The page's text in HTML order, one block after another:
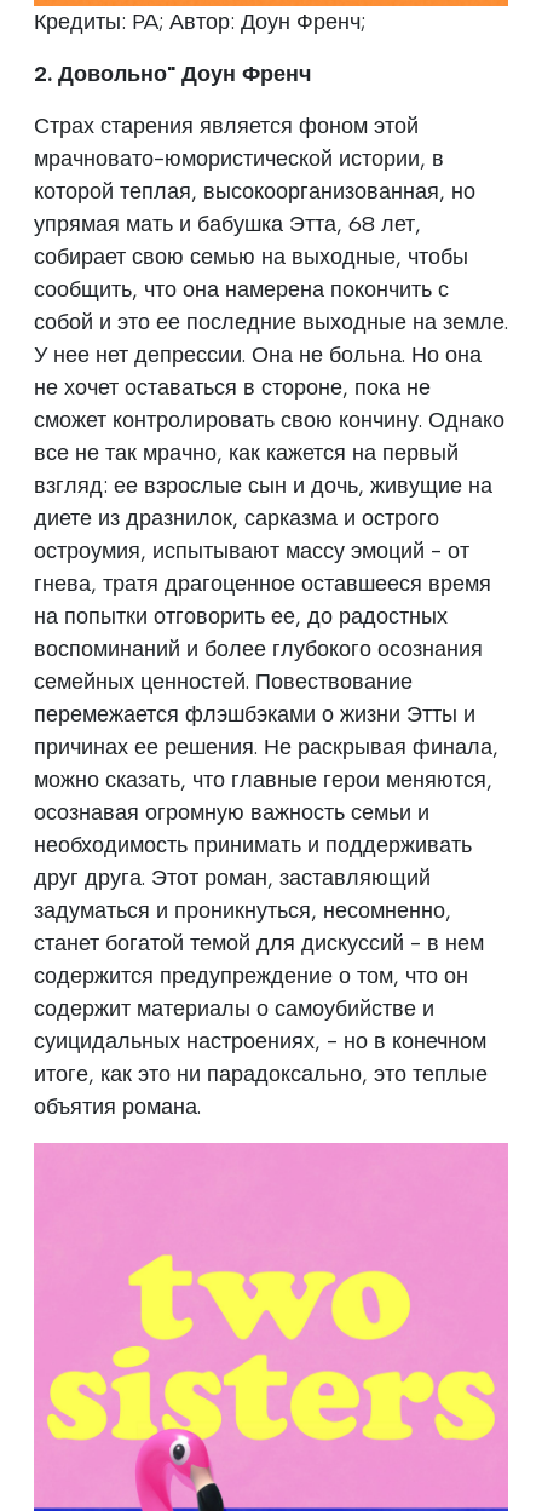
Кредиты: PA; Автор: Доун Френч;
2. Довольно" Доун Френч
Страх старения является фоном этой
мрачновато-юмористической истории, в
которой теплая, высокоорганизованная, но
упрямая мать и бабушка Этта, 68 лет,
собирает свою семью на выходные, чтобы
сообщить, что она намерена покончить с
собой и это ее последние выходные на земле.
У нее нет депрессии. Она не больна. Но она
не хочет оставаться в стороне, пока не
сможет контролировать свою кончину. Однако
все не так мрачно, как кажется на первый
взгляд: ее взрослые сын и дочь, живущие на
диете из дразнилок, сарказма и острого
остроумия, испытывают массу эмоций - от
гнева, тратя драгоценное оставшееся время
на попытки отговорить ее, до радостных
воспоминаний и более глубокого осознания
семейных ценностей. Повествование
перемежается флэшбэками о жизни Этты и
причинах ее решения. Не раскрывая финала,
можно сказать, что главные герои меняются,
осознавая огромную важность семьи и
необходимость принимать и поддерживать
друг друга. Этот роман, заставляющий
задуматься и проникнуться, несомненно,
станет богатой темой для дискуссий - в нем
содержится предупреждение о том, что он
содержит материалы о самоубийстве и
суицидальных настроениях, - но в конечном
итоге, как это ни парадоксально, это теплые
объятия романа.